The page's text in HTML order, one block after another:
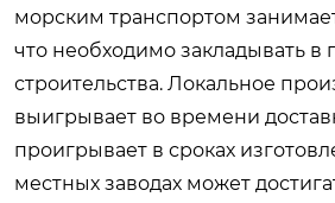
морским транспортом
что необходимо закладывать в
строительства. Локальное
выигрывает во времени
проигрывает в сроках
местных заводах может